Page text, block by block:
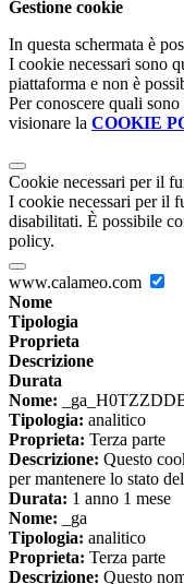
Gestione cookie
In questa schermata è
I cookie necessari sono
piattaforma e non è
Per conoscere quali
visionare la COOKIE
Cookie necessari per il
I cookie necessari per il
disabilitati. È possibile
policy.
www.calameo.com
Nome
Tipologia
Proprieta
Descrizione
Durata
Nome:
Tipologia: analitico
Proprieta: Terza parte
Descrizione: Questo
per mantenere lo stato
Durata: 1 anno 1 mese
Nome: _ga
Tipologia: analitico
Proprieta: Terza parte
Descrizione: Questo